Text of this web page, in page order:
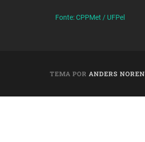
Fonte: CPPMet / UFPel
TEMA POR ANDERS NOREN